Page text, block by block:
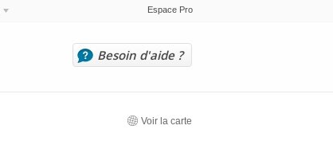
Espace Pro
Besoin d'aide ?
Voir la carte